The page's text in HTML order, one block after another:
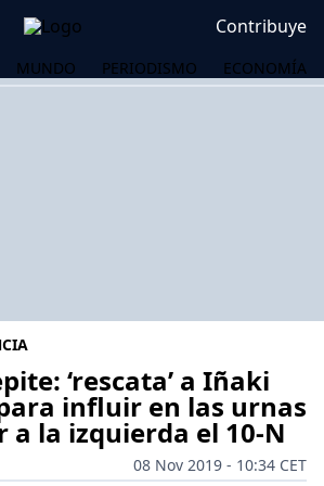
Contribuye
MUNDO PERIODISMO ECONOMÍA
‘rescata’ a Iñaki
influir en las urnas
a la izquierda el 10-N
08 Nov 2019 - 10:34 CET